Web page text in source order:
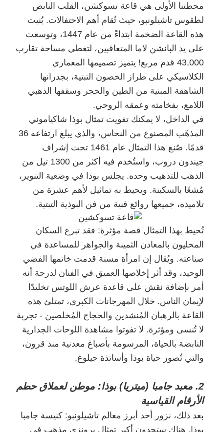
محطتنا الأولى هي قاعة تسوكشن، القلب النابض
لطقوس تاشيلونبو، حيث تُقام أهم الاحتفالات. بُنيت
هذه القاعة الضخمة ابتداءً من عام 1447، وتوسعت
على يد البانشن لاما المتعاقبين، لتغطي مساحة تقارب
43,000 قدم مربع! يتميز تصميمها المعماري
الكلاسيكي على طراز الحصون التبتية، بجدرانها
الشاهقة المبنية من الطين والحجر وسقفها الذهبي
اللامع، بفخامته وعمقه الروحي.
في الداخل، لا يمكنك تفويت تمثال بوذا شاكياموني
المذهّب المصنوع من النحاس، والذي يبلغ ارتفاعه 36
قدمًا. صُنع هذا التمثال عام 1461 تحت إشراف
جيندون دروب، واستُخدم فيه أكثر من 1300 تيل من
الذهب للتذهيب وحده. يجلس بوذا في وضعية التنوير،
مُشعًا بالسكينة. ويحيط به تماثيل لأهم عشرة من
تلاميذه، جميعها روائع فنية من فن البوذية التبتية.
تُحيط بهذا التمثال قصة مؤثرة: فقد تبرع السكان
المحليون بالمعادن الثمينة والجواهر للمساعدة في
صناعته. ويُقال إن امرأة مسنة قدمت خاتمها الفضي
الوحيد، وقد أثر إخلاصها العميق في الفنان لدرجة أنه
أمر بإضافة نقش على قاعدة عرش اللوتس تخليدًا
لإيمان الناس. خلال المهرجانات الكبرى، تمتلئ هذه
القاعة بالرهبان المُنشدين والحجاج المُخلصين - تجربة
لا تُنسى ومؤثرة. لا تفوتوا مشاهدة اللوحات الجدارية
النابضة بالحياة، المرسومة بأصباغ معدنية منذ قرون،
والتي تُصور حياة بوذا وأساتذة جيلوغ.
2. معبد جامبا (ميتريا) بوذا: موطن لعملاق حطم
الأرقام القياسية
بعد ذلك، نزور أحد أبرز معالم تاشيلونبو: كنيسة جامبا
بوذا. هناك ستجدون أكبر تمثال برونزي مذهب في